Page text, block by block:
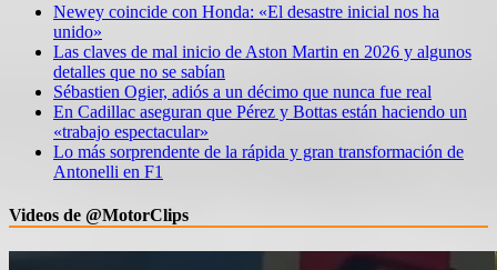
Newey coincide con Honda: «El desastre inicial nos ha
unido»
Las claves de mal inicio de Aston Martin en 2026 y algunos
detalles que no se sabían
Sébastien Ogier, adiós a un décimo que nunca fue real
En Cadillac aseguran que Pérez y Bottas están haciendo un
«trabajo espectacular»
Lo más sorprendente de la rápida y gran transformación de
Antonelli en F1
Videos de @MotorClips